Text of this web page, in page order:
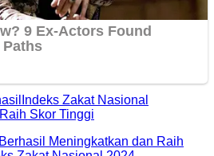
Indeks Zakat Nasional
Skor Tinggi